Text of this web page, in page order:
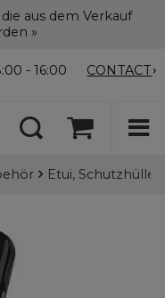
aus dem Verkauf
»
- 16:00 CONTACT
Etui, Schutzhülle